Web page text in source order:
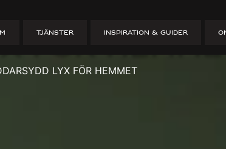
TJÄNSTER INSPIRATION & GUIDER
–
för
LYX FÖR HEMMET